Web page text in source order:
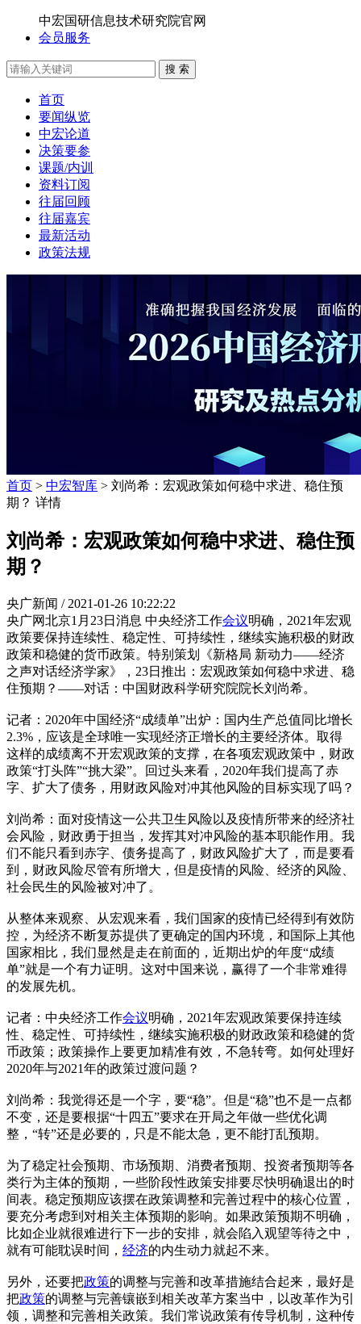
中宏国研信息技术研究院官网
会员服务
搜 索
首页
要闻纵览
中宏论道
决策要参
课题/内训
资料订阅
往届回顾
往届嘉宾
最新活动
政策法规
首页 > 中宏智库 > 刘尚希：宏观政策如何稳中求进、稳住预
期？ 详情
刘尚希：宏观政策如何稳中求进、稳住预
期？
央广新闻 / 2021-01-26 10:22:22
央广网北京1月23日消息 中央经济工作会议明确，2021年宏观
政策要保持连续性、稳定性、可持续性，继续实施积极的财政
政策和稳健的货币政策。特别策划《新格局 新动力——经济
之声对话经济学家》，23日推出：宏观政策如何稳中求进、稳
住预期？——对话：中国财政科学研究院院长刘尚希。
记者：2020年中国经济“成绩单”出炉：国内生产总值同比增长
2.3%，应该是全球唯一实现经济正增长的主要经济体。取得
这样的成绩离不开宏观政策的支撑，在各项宏观政策中，财政
政策“打头阵”“挑大梁”。回过头来看，2020年我们提高了赤
字、扩大了债务，用财政风险对冲其他风险的目标实现了吗？
刘尚希：面对疫情这一公共卫生风险以及疫情所带来的经济社
会风险，财政勇于担当，发挥其对冲风险的基本职能作用。我
们不能只看到赤字、债务提高了，财政风险扩大了，而是要看
到，财政风险尽管有所增大，但是疫情的风险、经济的风险、
社会民生的风险被对冲了。
从整体来观察、从宏观来看，我们国家的疫情已经得到有效防
控，为经济不断复苏提供了更确定的国内环境，和国际上其他
国家相比，我们显然是走在前面的，近期出炉的年度“成绩
单”就是一个有力证明。这对中国来说，赢得了一个非常难得
的发展先机。
记者：中央经济工作会议明确，2021年宏观政策要保持连续
性、稳定性、可持续性，继续实施积极的财政政策和稳健的货
币政策；政策操作上要更加精准有效，不急转弯。如何处理好
2020年与2021年的政策过渡问题？
刘尚希：我觉得还是一个字，要“稳”。但是“稳”也不是一点都
不变，还是要根据“十四五”要求在开局之年做一些优化调
整，“转”还是必要的，只是不能太急，更不能打乱预期。
为了稳定社会预期、市场预期、消费者预期、投资者预期等各
类行为主体的预期，一些阶段性政策安排要尽快明确退出的时
间表。稳定预期应该摆在政策调整和完善过程中的核心位置，
要充分考虑到对相关主体预期的影响。如果政策预期不明确，
比如企业就很难进行下一步的安排，就会陷入观望等待之中，
就有可能耽误时间， 经济的内生动力就起不来。
另外，还要把政策的调整与完善和改革措施结合起来，最好是
把政策的调整与完善镶嵌到相关改革方案当中，以改革作为引
领，调整和完善相关政策。我们常说政策有传导机制，这种传